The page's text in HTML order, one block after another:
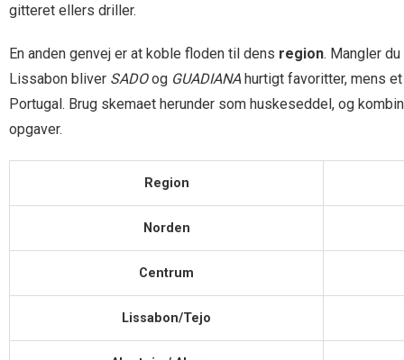
gitteret ellers driller.
En anden genvej er at koble floden til dens region. Mangler
Lissabon bliver SADOog GUADIANA hurtigt favoritter, mens
Portugal. Brug skemaet herunder som huskeseddel, og
opgaver.
Region
Norden
Centrum
Lissabon/Tejo